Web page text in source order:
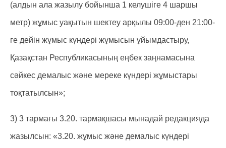
(алдын ала жазылу бойынша 1 келушіге 4 шаршы
метр) жұмыс уақытын шектеу арқылы 09:00-ден 21:00-
ге дейін жұмыс күндері жұмысын ұйымдастыру,
Қазақстан Республикасының еңбек заңнамасына
сәйкес демалыс және мереке күндері жұмыстары
тоқтатылсын»;
3) 3 тармағы 3.20. тармақшасы мынадай редакцияда
жазылсын: «3.20. жұмыс және демалыс күндері